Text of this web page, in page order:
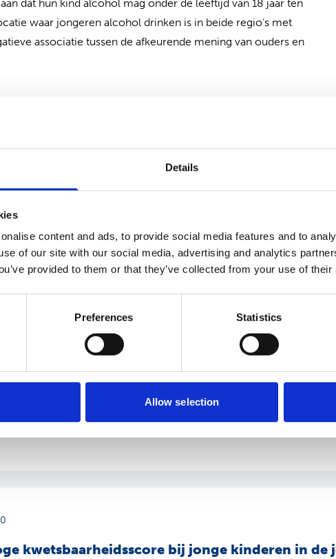
Details
content and ads, to provide social media features and to
of our site with our social media, advertising and analytics
provided to them or that they’ve collected from your use of
Preferences Statistics
Allow selection
dat hun kind alcohol mag onder de leeftijd van 18 jaar ten
waar jongeren alcohol drinken is in beide regio’s met
associatie tussen de afkeurende mening van ouders en
is geassocieerd met minder alcoholgebruik onder
van alcoholgebruik onder jongeren.
aios maatschappij en gezondheid
Participation in the Vast Landscape of Practice. Samenvatting
kwetsbaarheidsscore bij jonge kinderen in